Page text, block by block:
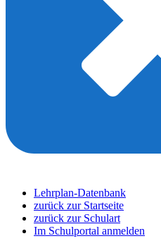
Lehrplan-Datenbank
zurück zur Startseite
zurück zur Schulart
Im Schulportal anmelden